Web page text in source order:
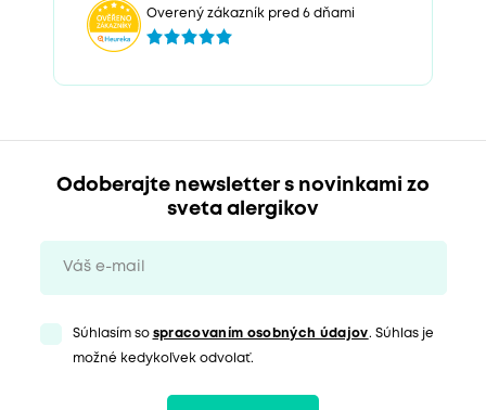
Overený zákazník pred 6 dňami
Odoberajte newsletter s novinkami zo
sveta alergikov
Súhlasím so spracovaním osobných údajov. Súhlas je
možné kedykoľvek odvolať.